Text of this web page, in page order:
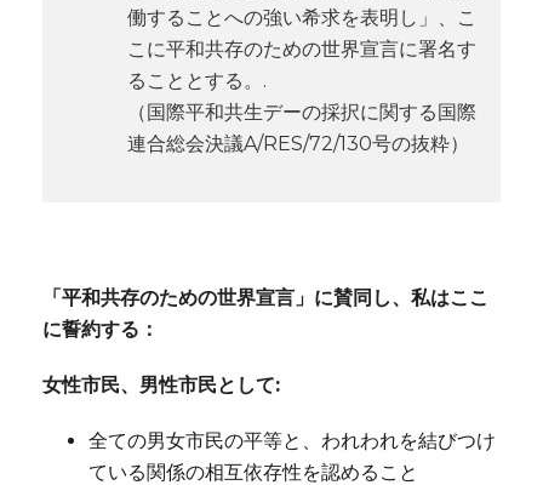
働することへの強い希求を表明し」、こ
こに平和共存のための世界宣言に署名す
ることとする。.
（国際平和共生デーの採択に関する国際
連合総会決議A/RES/72/130号の抜粋）
「平和共存のための世界宣言」に賛同し、私はここ
に誓約する：
女性市民、男性市民として:
全ての男女市民の平等と、われわれを結びつけ
ている関係の相互依存性を認めること